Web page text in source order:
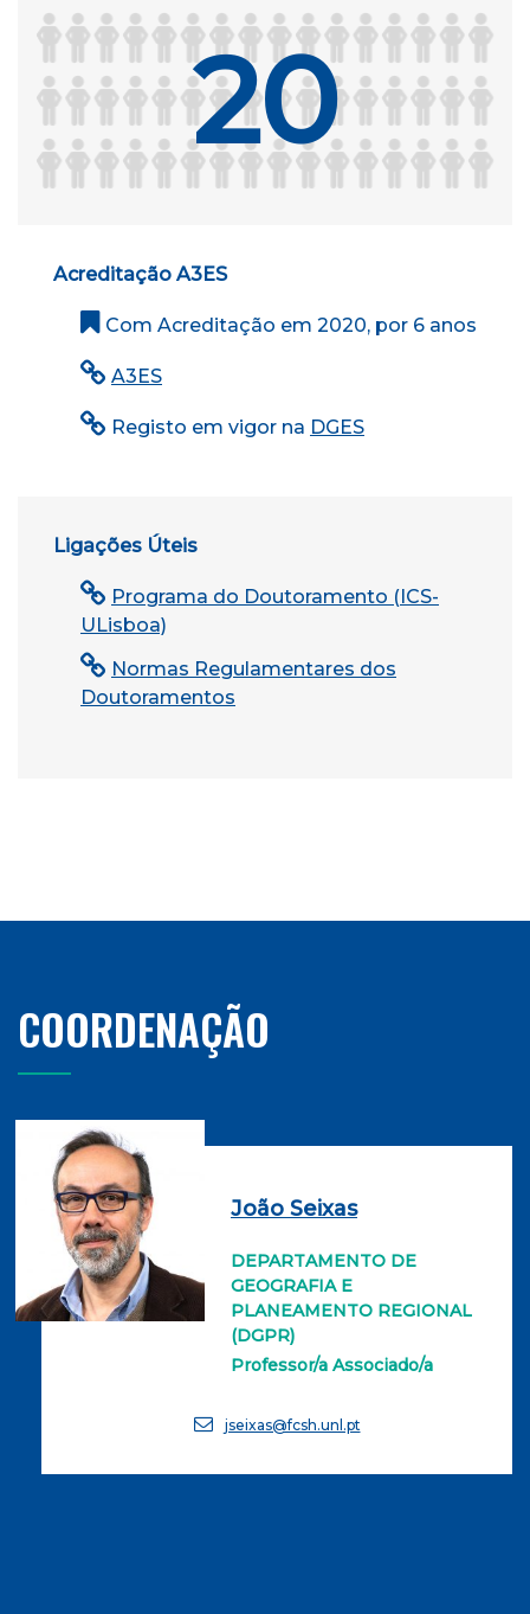
20
Acreditação A3ES
Com Acreditação em 2020, por 6 anos
A3ES
Registo em vigor na DGES
Ligações Úteis
Programa do Doutoramento (ICS-
ULisboa)
Normas Regulamentares dos
Doutoramentos
COORDENAÇÃO
João Seixas
DEPARTAMENTO DE
GEOGRAFIA E
PLANEAMENTO REGIONAL
(DGPR)
Professor/a Associado/a
jseixas@fcsh.unl.pt